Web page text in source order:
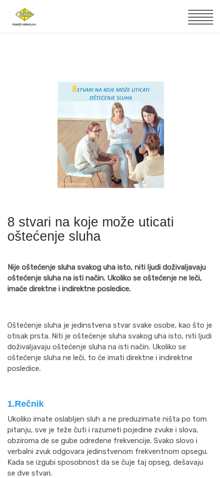
8 stvari na koje može uticati
oštećenje sluha
Nije oštećenje sluha svakog uha isto, niti ljudi doživaljavaju
oštećenje sluha na isti način. Ukoliko se oštećenje ne leči,
imaće direktne i indirektne posledice.
Oštećenje sluha je jedinstvena stvar svake osobe, kao što je
otisak prsta. Niti je oštećenje sluha svakog uha isto, niti ljudi
doživaljavaju oštećenje sluha na isti način. Ukoliko se
oštećenje sluha ne leči, to će imati direktne i indirektne
posledice.
1.Rečnik
Ukoliko imate oslabljen sluh a ne preduzimate ništa po tom
pitanju, sve je teže čuti i razumeti pojedine zvuke i slova,
obziroma de se gube određene frekvencije. Svako slovo i
verbalni zvuk odgovara jedinstvenom frekventnom opsegu.
Kada se izgubi sposobnost da se čuje taj opseg, dešavaju
se dve stvari.